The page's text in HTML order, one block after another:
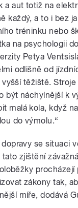
a aut totiž na
každý, a to i bez
tréninku nebo
na psychologii
Petya
odlišně od
těžiště.
být náchylnější k
malá kola, když
do výmolu.“
se situaci
zjištění
procházejí
zákony tak,
míře, dodává